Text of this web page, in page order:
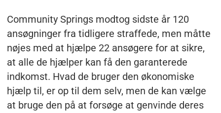
Community Springs modtog sidste år 120
ansøgninger fra tidligere straffede, men måtte
nøjes med at hjælpe 22 ansøgere for at sikre,
at alle de hjælper kan få den garanterede
indkomst. Hvad de bruger den økonomiske
hjælp til, er op til dem selv, men de kan vælge
at bruge den på at forsøge at genvinde deres